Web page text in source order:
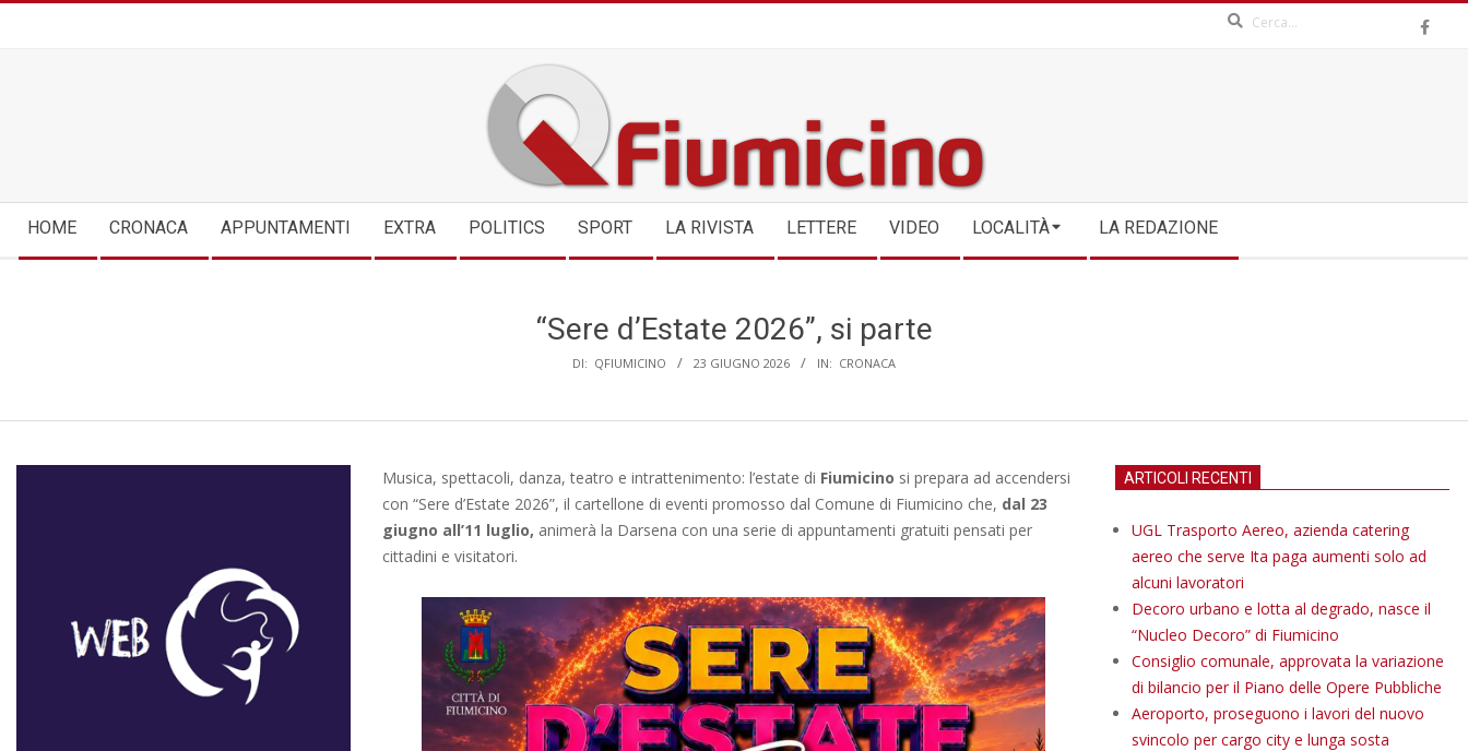
QFIUMICINO.COM
Navigation
Menu
HOME CRONACA APPUNTAMENTI EXTRA POLITICS SPORT LA RIVISTA LETTERE VIDEO LOCALITÀ LA REDAZIONE
“Sere d’Estate 2026”, si parte
DI: QFIUMICINO 23 GIUGNO 2026 IN: CRONACA
Musica, spettacoli, danza, teatro e intrattenimento: l’estate di Fiumicino si prepara ad accendersi
con “Sere d’Estate 2026”, il cartellone di eventi promosso dal Comune di Fiumicino che, dal 23
giugno all’11 luglio, animerà la Darsena con una serie di appuntamenti gratuiti pensati per
cittadini e visitatori.
ARTICOLI RECENTI
UGL Trasporto Aereo, azienda catering
aereo che serve Ita paga aumenti solo ad
alcuni lavoratori
Decoro urbano e lotta al degrado, nasce il
“Nucleo Decoro” di Fiumicino
Consiglio comunale, approvata la variazione
di bilancio per il Piano delle Opere Pubbliche
Aeroporto, proseguono i lavori del nuovo
svincolo per cargo city e lunga sosta